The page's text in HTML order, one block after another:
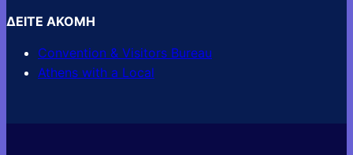
ΔΕΙΤΕ ΑΚΟΜΗ
Convention & Visitors Bureau
Athens with a Local